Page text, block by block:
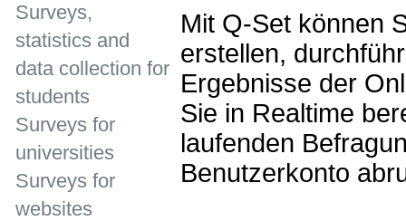
Mit Q-Set können
erstellen,
Ergebnisse der
Sie in Realtime
laufenden
Benutzerkonto
Surveys,
statistics and
data collection for
students
Surveys for
universities
Surveys for
websites